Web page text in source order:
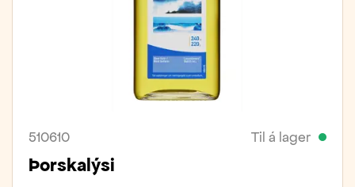
510610 Til á lager
Þorskalýsi